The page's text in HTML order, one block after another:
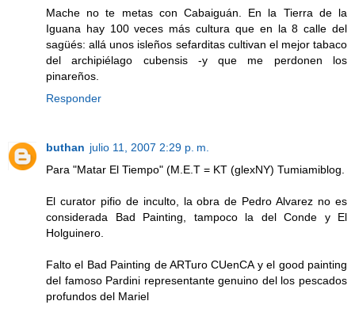
Mache no te metas con Cabaiguán. En la Tierra de la
Iguana hay 100 veces más cultura que en la 8 calle del
sagüés: allá unos isleños sefarditas cultivan el mejor tabaco
del archipiélago cubensis -y que me perdonen los
pinareños.
Responder
buthan julio 11, 2007 2:29 p. m.
Para "Matar El Tiempo" (M.E.T = KT (glexNY) Tumiamiblog.
El curator pifio de inculto, la obra de Pedro Alvarez no es
considerada Bad Painting, tampoco la del Conde y El
Holguinero.
Falto el Bad Painting de ARTuro CUenCA y el good painting
del famoso Pardini representante genuino del los pescados
profundos del Mariel